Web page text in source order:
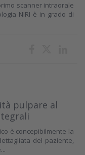
scanner intraorale
NIRI è in grado di
pulpare al
è concepibilmente la
del paziente,